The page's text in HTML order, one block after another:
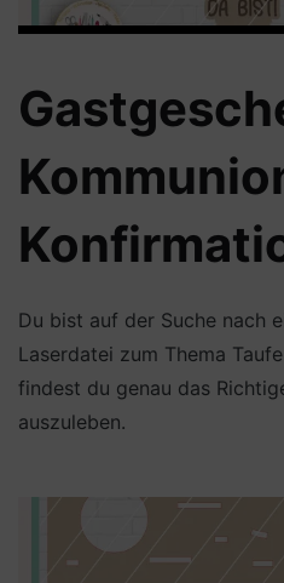
Du bist auf der Suche nach
Laserdatei zum Thema
findest du genau das
auszuleben.